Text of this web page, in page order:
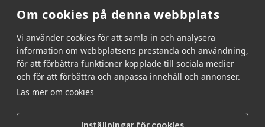
Om cookies på denna webbplats
Vi använder cookies för att samla in och analysera
information om webbplatsens prestanda och användning,
för att förbättra funktioner kopplade till sociala medier
och för att förbättra och anpassa innehåll och annonser.
Läs mer om cookies
Inställningar för cookies